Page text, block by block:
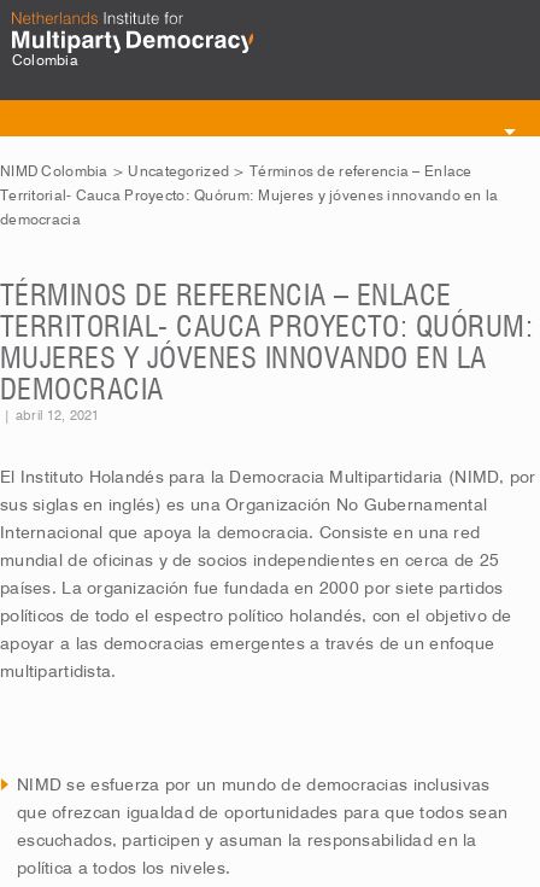
Colombia
Toggle
navigation
NIMD Colombia > Uncategorized >
Términos de referencia – Enlace
Territorial- Cauca Proyecto: Quórum: Mujeres y jóvenes innovando en la
democracia
TÉRMINOS DE REFERENCIA – ENLACE
TERRITORIAL- CAUCA PROYECTO: QUÓRUM:
MUJERES Y JÓVENES INNOVANDO EN LA
DEMOCRACIA
abril 12, 2021
El Instituto Holandés para la Democracia Multipartidaria (NIMD, por
sus siglas en inglés) es una Organización No Gubernamental
Internacional que apoya la democracia. Consiste en una red
mundial de oficinas y de socios independientes en cerca de 25
países. La organización fue fundada en 2000 por siete partidos
políticos de todo el espectro político holandés, con el objetivo de
apoyar a las democracias emergentes a través de un enfoque
multipartidista.
NIMD se esfuerza por un mundo de democracias inclusivas
que ofrezcan igualdad de oportunidades para que todos sean
escuchados, participen y asuman la responsabilidad en la
política a todos los niveles.